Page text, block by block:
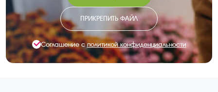
ПРИКРЕПИТЬ ФАЙЛ
Соглашение сполитикой конфиденциальности